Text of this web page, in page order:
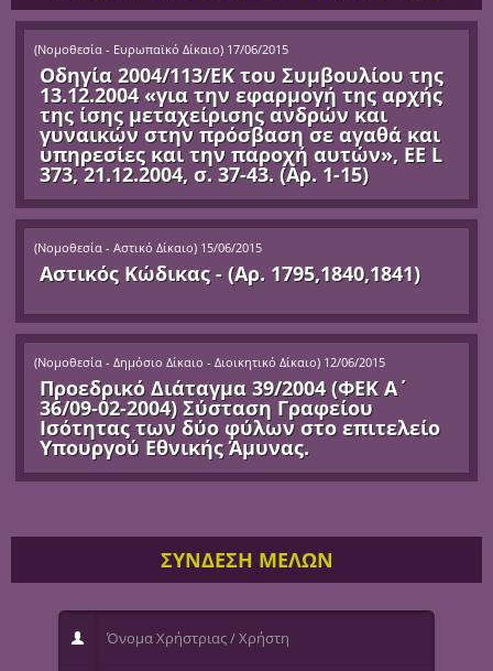
(Νομοθεσία - Ευρωπαϊκό Δίκαιο) 17/06/2015
Οδηγία 2004/113/ΕΚ του Συμβουλίου της
13.12.2004 «για την εφαρμογή της αρχής
της ίσης μεταχείρισης ανδρών και
γυναικών στην πρόσβαση σε αγαθά και
υπηρεσίες και την παροχή αυτών», ΕΕ L
373, 21.12.2004, σ. 37-43. (Αρ. 1-15)
(Νομοθεσία - Αστικό Δίκαιο) 15/06/2015
Αστικός Κώδικας - (Αρ. 1795,1840,1841)
(Νομοθεσία - Δημόσιο Δίκαιο - Διοικητικό Δίκαιο) 12/06/2015
Προεδρικό Διάταγμα 39/2004 (ΦΕΚ Α΄
36/09-02-2004) Σύσταση Γραφείου
Ισότητας των δύο φύλων στο επιτελείο
Υπουργού Εθνικής Άμυνας.
ΣΥΝΔΕΣΗ ΜΕΛΩΝ
Όνομα Χρήστριας / Χρήστη